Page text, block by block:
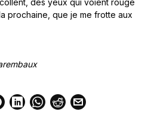
des yeux qui voient rouge
prochaine, que je me frotte aux